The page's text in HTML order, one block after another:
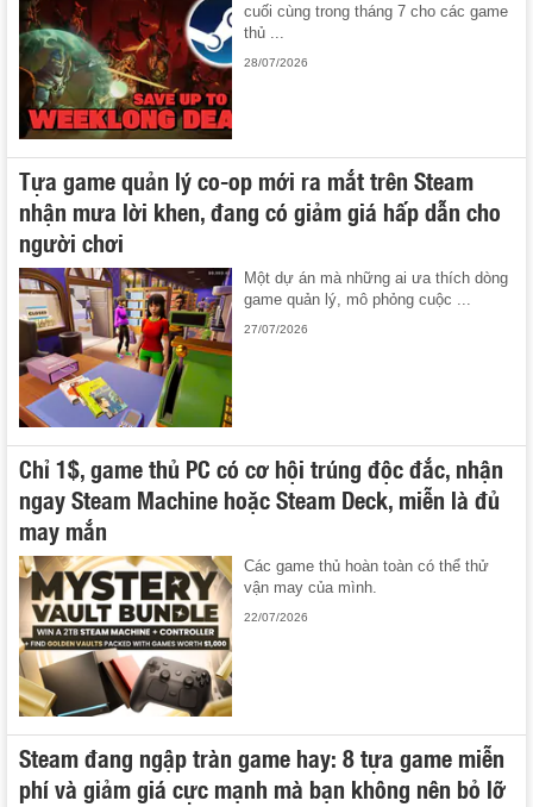
cuối cùng trong tháng 7 cho các game
thủ ...
28/07/2026
Tựa game quản lý co-op mới ra mắt trên Steam
nhận mưa lời khen, đang có giảm giá hấp dẫn cho
người chơi
Một dự án mà những ai ưa thích dòng
game quản lý, mô phỏng cuộc ...
27/07/2026
Chỉ 1$, game thủ PC có cơ hội trúng độc đắc, nhận
ngay Steam Machine hoặc Steam Deck, miễn là đủ
may mắn
Các game thủ hoàn toàn có thể thử
vận may của mình.
22/07/2026
Steam đang ngập tràn game hay: 8 tựa game miễn
phí và giảm giá cực mạnh mà bạn không nên bỏ lỡ